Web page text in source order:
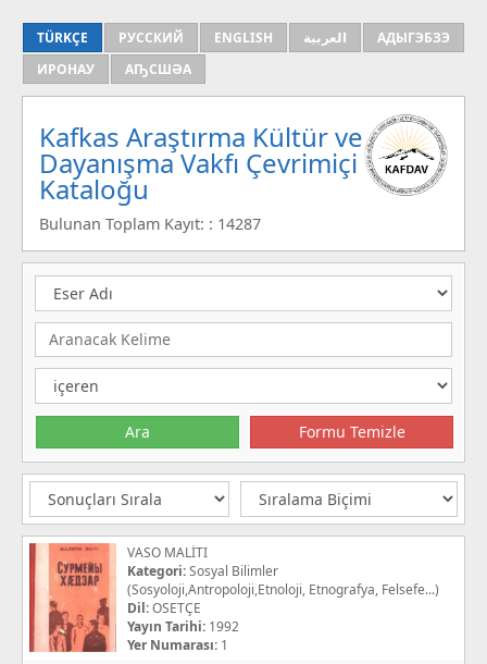
TÜRKÇE РУССКИЙ ENGLISH العربية
АДЫГЭБЗЭ
ИРОНАУ
АҦСШӘА
Kafkas Araştırma Kültür ve
Dayanışma Vakfı Çevrimiçi
Kataloğu
Bulunan Toplam Kayıt: : 14287
VASO MALİTI
Kategori:Sosyal Bilimler
(Sosyoloji,Antropoloji,Etnoloji, Etnografya, Felsefe...)
Dil:OSETÇE
Yayın Tarihi: 1992
Yer Numarası: 1